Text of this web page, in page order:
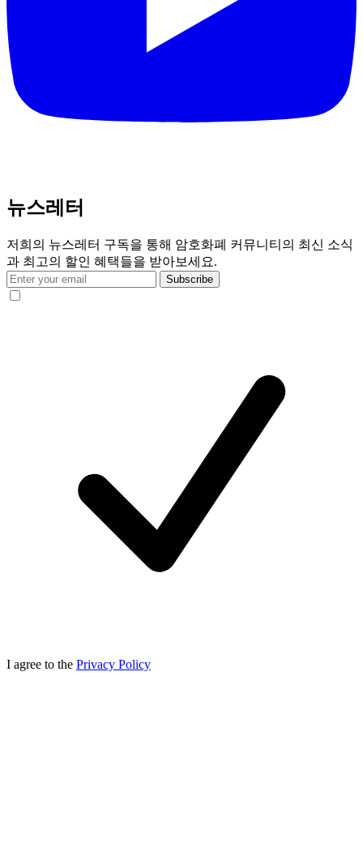
뉴스레터
저희의 뉴스레터 구독을 통해 암호화폐 커뮤니티의 최신 소식
과 최고의 할인 혜택들을 받아보세요.
Subscribe
I agree to the Privacy Policy